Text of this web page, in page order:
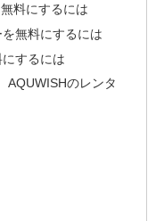
料にするには
無料にするには
するには
のレンタ